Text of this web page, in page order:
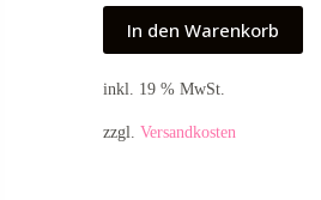
In den Warenkorb
inkl. 19 % MwSt.
zzgl.Versandkosten